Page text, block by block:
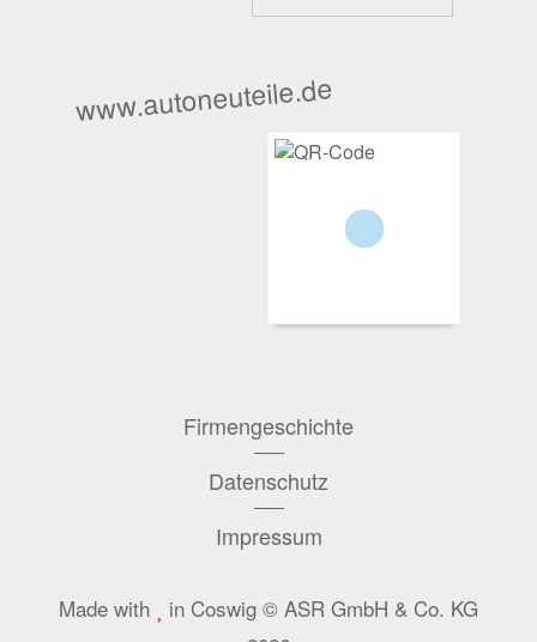
www.autoneuteile.de
Firmengeschichte
Datenschutz
Impressum
Made with
in Coswig © ASR GmbH & Co. KG